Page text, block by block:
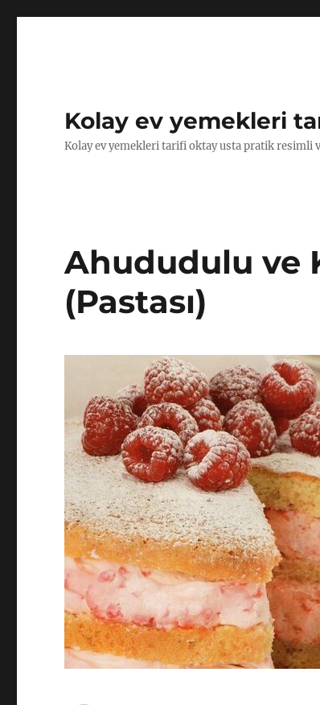
Kolay ev yemekleri
Kolay ev yemekleri tarifi oktay usta pratik resimli
Ahududulu ve
(Pastası)